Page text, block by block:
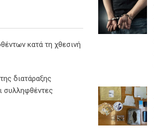
κατά τη χθεσινή
διατάραξης
συλληφθέντες